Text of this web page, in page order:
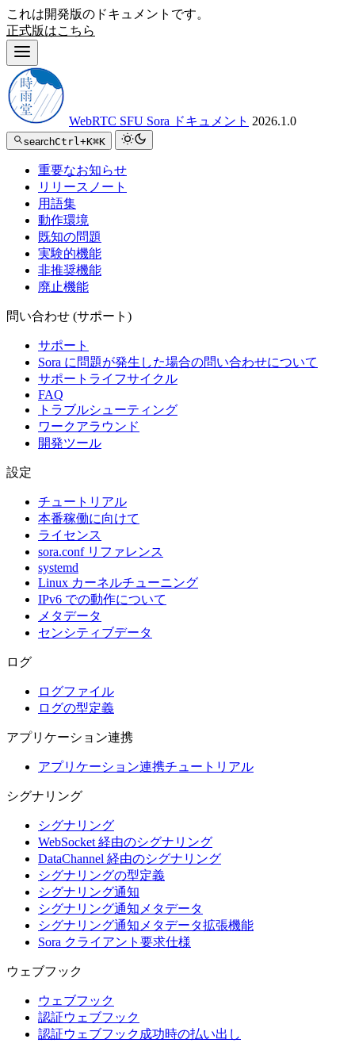
これは開発版のドキュメントです。
正式版はこちら
WebRTC SFU Sora ドキュメント 2026.1.0
searchCtrl+K⌘K
重要なお知らせ
リリースノート
用語集
動作環境
既知の問題
実験的機能
非推奨機能
廃止機能
問い合わせ (サポート)
サポート
Sora に問題が発生した場合の問い合わせについて
サポートライフサイクル
FAQ
トラブルシューティング
ワークアラウンド
開発ツール
設定
チュートリアル
本番稼働に向けて
ライセンス
sora.conf リファレンス
systemd
Linux カーネルチューニング
IPv6 での動作について
メタデータ
センシティブデータ
ログ
ログファイル
ログの型定義
アプリケーション連携
アプリケーション連携チュートリアル
シグナリング
シグナリング
WebSocket 経由のシグナリング
DataChannel 経由のシグナリング
シグナリングの型定義
シグナリング通知
シグナリング通知メタデータ
シグナリング通知メタデータ拡張機能
Sora クライアント要求仕様
ウェブフック
ウェブフック
認証ウェブフック
認証ウェブフック成功時の払い出し